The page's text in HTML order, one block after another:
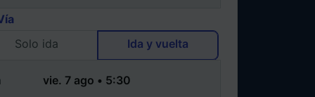
Solo ida
Ida y vuelta